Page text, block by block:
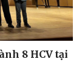
8 HCV tại